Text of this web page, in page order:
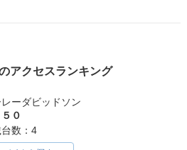
アクセスランキング
ーダビッドソン
０
数：4